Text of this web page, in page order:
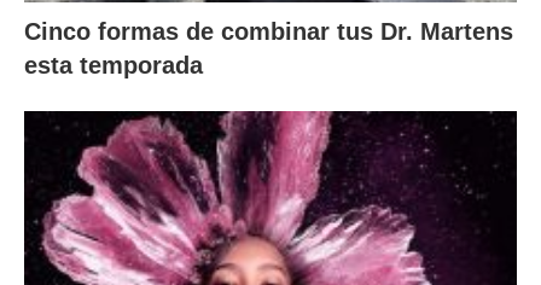
Cinco formas de combinar tus Dr. Martens
esta temporada